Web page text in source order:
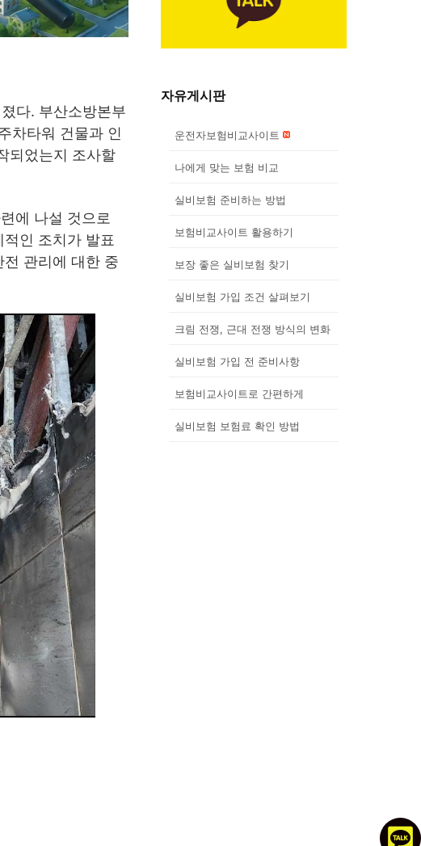
다. 부산소방본부
차타워 건물과 인
되었는지 조사할
에 나설 것으로
인 조치가 발표
관리에 대한 중
자유게시판
운전자보험비교사이트
나에게 맞는 보험 비교
실비보험 준비하는 방법
보험비교사이트 활용하기
보장 좋은 실비보험 찾기
실비보험 가입 조건 살펴보기
크림 전쟁, 근대 전쟁 방식의 변화
실비보험 가입 전 준비사항
보험비교사이트로 간편하게
실비보험 보험료 확인 방법